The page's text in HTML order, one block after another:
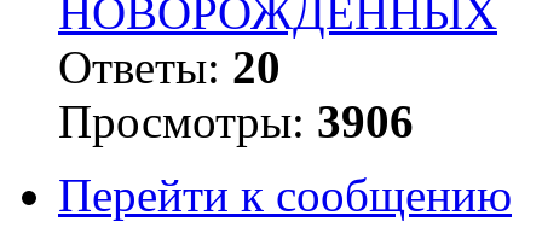
НОВОРОЖДЕННЫХ
Ответы: 20
Просмотры: 3906
Перейти к сообщению